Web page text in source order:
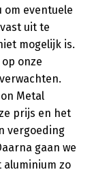
om eventuele
uit te
mogelijk is.
op onze
Metal
prijs en het
vergoeding
gaan we
zo